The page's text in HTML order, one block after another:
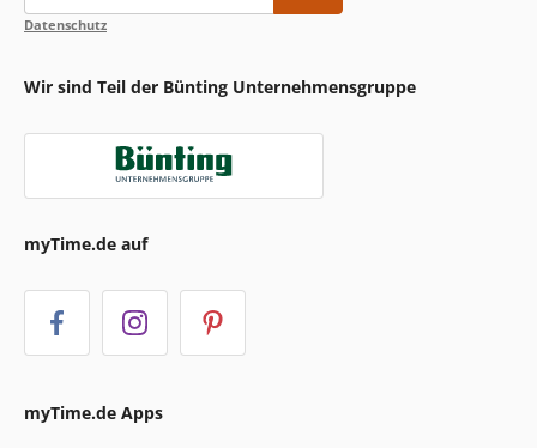
Datenschutz
Wir sind Teil der Bünting Unternehmensgruppe
myTime.de auf
myTime.de Apps